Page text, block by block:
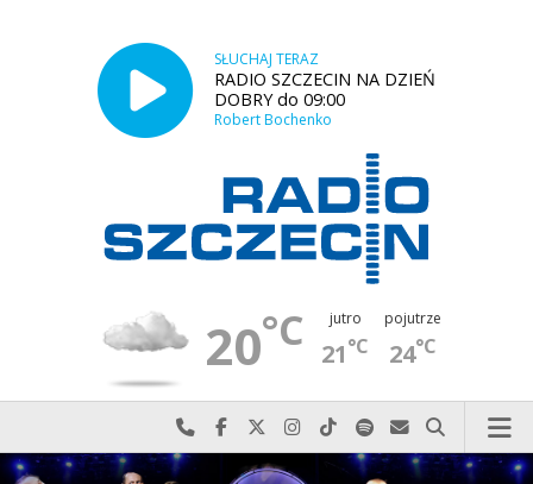
SŁUCHAJ TERAZ
RADIO SZCZECIN NA DZIEŃ
DOBRY do 09:00
Robert Bochenko
20°C jutro
21°C
pojutrze
24°C
Najlepiej po prostu do nas zadzwoń
Odwiedź nas na Facebook-u
Odwiedź nas na X
Odwiedź nas na Instagram-ie
Odwiedź nas na TikTok-u
Szukaj nas na Spotify
Wyślij do nas
Szukaj